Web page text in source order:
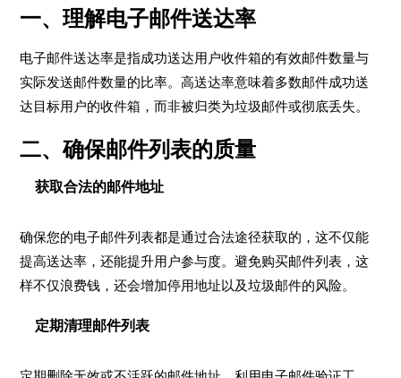
一、理解电子邮件送达率
电子邮件送达率是指成功送达用户收件箱的有效邮件数量与
实际发送邮件数量的比率。高送达率意味着多数邮件成功送
达目标用户的收件箱，而非被归类为垃圾邮件或彻底丢失。
二、确保邮件列表的质量
获取合法的邮件地址
确保您的电子邮件列表都是通过合法途径获取的，这不仅能
提高送达率，还能提升用户参与度。避免购买邮件列表，这
样不仅浪费钱，还会增加停用地址以及垃圾邮件的风险。
定期清理邮件列表